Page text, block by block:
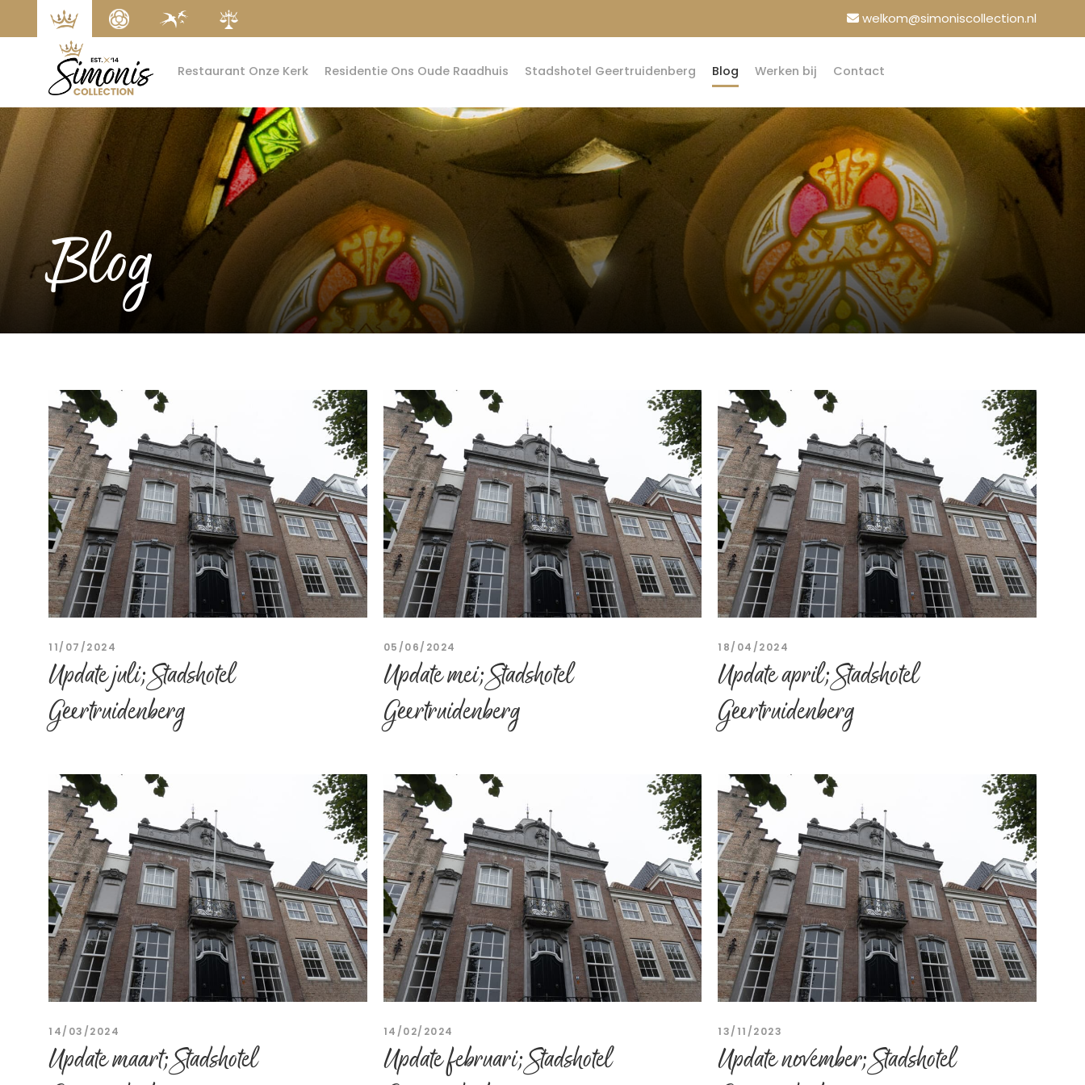
welkom@simoniscollection.nl
Restaurant Onze Kerk Residentie Ons Oude Raadhuis Stadshotel Geertruidenberg Blog Werken bij Contact
Blog
11/07/2024
Update juli; Stadshotel
Geertruidenberg
05/06/2024
Update mei; Stadshotel
Geertruidenberg
18/04/2024
Update april; Stadshotel
Geertruidenberg
14/03/2024
Update maart; Stadshotel
14/02/2024
Update februari; Stadshotel
13/11/2023
Update november; Stadshotel